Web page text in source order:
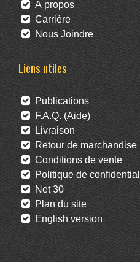
À propos
Carrière
Nous Joindre
Liens utiles
Publications
F.A.Q. (Aide)
Livraison
Retour de marchandise
Conditions de vente
Politique de
Net 30
Plan du site
English version